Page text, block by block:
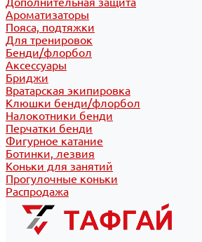
Ароматизаторы
Пояса, подтяжки
Для тренировок
Бенди/флорбол
Аксессуары
Бриджи
Вратарская экипировка
Клюшки бенди/флорбол
Налокотники бенди
Перчатки бенди
Фигурное катание
Ботинки, лезвия
Коньки для занятий
Прогулочные коньки
Распродажа